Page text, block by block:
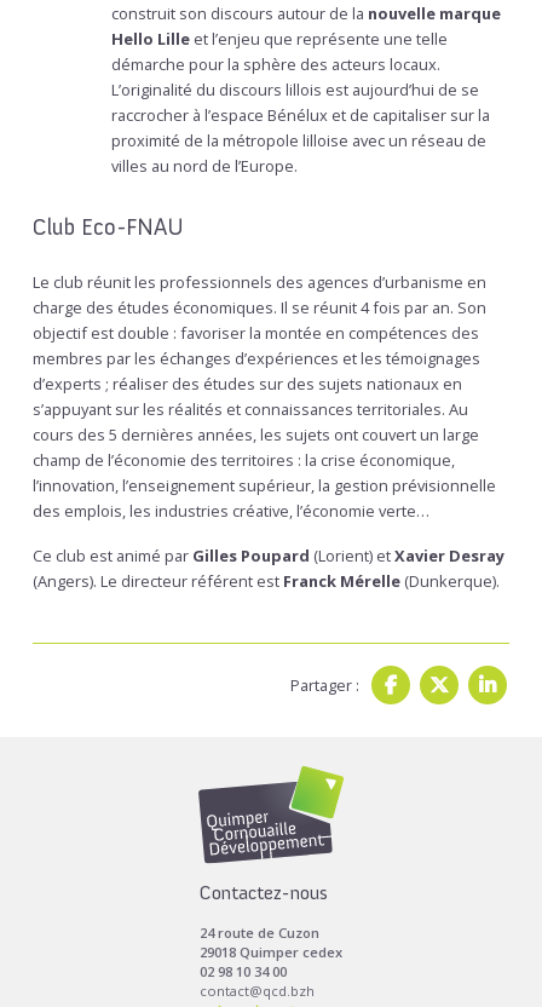
construit son discours autour de la nouvelle marque
Hello Lille et l’enjeu que représente une telle
démarche pour la sphère des acteurs locaux.
L’originalité du discours lillois est aujourd’hui de se
raccrocher à l’espace Bénélux et de capitaliser sur la
proximité de la métropole lilloise avec un réseau de
villes au nord de l’Europe.
Club Eco-FNAU
Le club réunit les professionnels des agences d’urbanisme en
charge des études économiques. Il se réunit 4 fois par an. Son
objectif est double : favoriser la montée en compétences des
membres par les échanges d’expériences et les témoignages
d’experts ; réaliser des études sur des sujets nationaux en
s’appuyant sur les réalités et connaissances territoriales. Au
cours des 5 dernières années, les sujets ont couvert un large
champ de l’économie des territoires : la crise économique,
l’innovation, l’enseignement supérieur, la gestion prévisionnelle
des emplois, les industries créative, l’économie verte…
Ce club est animé par Gilles Poupard (Lorient) etXavier Desray
(Angers). Le directeur référent est Franck Mérelle (Dunkerque).
Partager :
Contactez-nous
24 route de Cuzon
29018 Quimper cedex
02 98 10 34 00
contact@qcd.bzh